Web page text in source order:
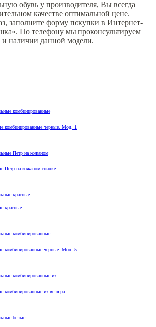
обувь у производителя, Вы всегда
качестве оптимальной цене.
заполните форму покупки в Интернет-
По телефону мы проконсультируем
и наличии данной модели.
комбинированные черные. Мод. 1
Петр на кожаном спилке
красные
комбинированные черные. Мод. 5
комбинированные из велюра